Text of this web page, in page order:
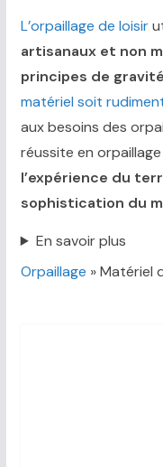
L’orpaillage de loisir
artisanaux et non
principes de
matériel soit
aux besoins des
réussite en
l’expérience du
sophistication du
En savoir plus
Orpaillage »Matériel